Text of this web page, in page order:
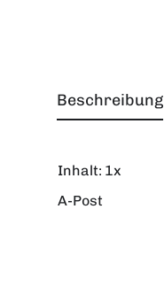
Beschreibung
Inhalt: 1x
A-Post